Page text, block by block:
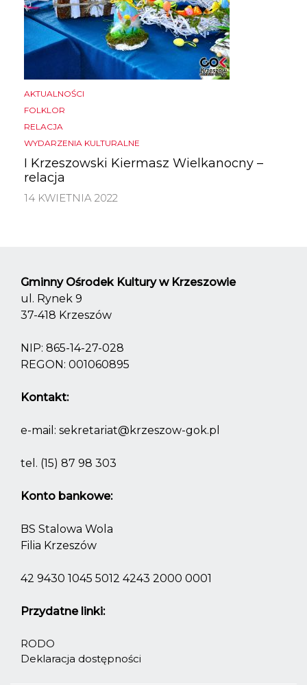
AKTUALNOŚCI
FOLKLOR
RELACJA
WYDARZENIA KULTURALNE
I Krzeszowski Kiermasz Wielkanocny –
relacja
14 KWIETNIA 2022
Gminny Ośrodek Kultury w Krzeszowie
ul. Rynek 9
37-418 Krzeszów
NIP: 865-14-27-028
REGON: 001060895
Kontakt:
e-mail: sekretariat@krzeszow-gok.pl
tel. (15) 87 98 303
Konto bankowe:
BS Stalowa Wola
Filia Krzeszów
42 9430 1045 5012 4243 2000 0001
Przydatne linki:
RODO
Deklaracja dostępności